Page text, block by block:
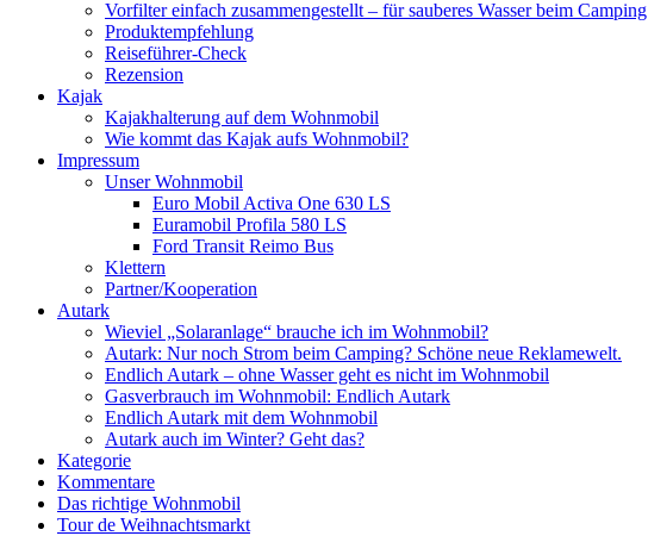
Vorfilter einfach zusammengestellt – für sauberes Wasser beim Camping
Produktempfehlung
Reiseführer-Check
Rezension
Kajak
Kajakhalterung auf dem Wohnmobil
Wie kommt das Kajak aufs Wohnmobil?
Impressum
Unser Wohnmobil
Euro Mobil Activa One 630 LS
Euramobil Profila 580 LS
Ford Transit Reimo Bus
Klettern
Partner/Kooperation
Autark
Wieviel „Solaranlage“ brauche ich im Wohnmobil?
Autark: Nur noch Strom beim Camping? Schöne neue Reklamewelt.
Endlich Autark – ohne Wasser geht es nicht im Wohnmobil
Gasverbrauch im Wohnmobil: Endlich Autark
Endlich Autark mit dem Wohnmobil
Autark auch im Winter? Geht das?
Kategorie
Kommentare
Das richtige Wohnmobil
Tour de Weihnachtsmarkt